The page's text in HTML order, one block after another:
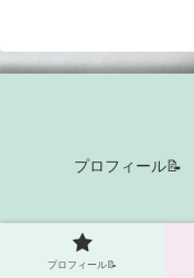
プロフィール📝
©
プロフィール📝